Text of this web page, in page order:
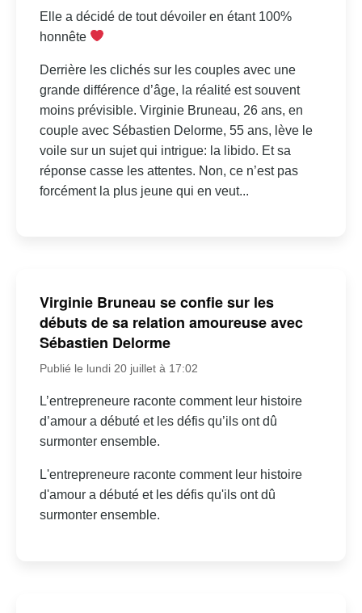
Elle a décidé de tout dévoiler en étant 100%
honnête
Derrière les clichés sur les couples avec une
grande différence d’âge, la réalité est souvent
moins prévisible. Virginie Bruneau, 26 ans, en
couple avec Sébastien Delorme, 55 ans, lève le
voile sur un sujet qui intrigue: la libido. Et sa
réponse casse les attentes. Non, ce n’est pas
forcément la plus jeune qui en veut...
Virginie Bruneau se confie sur les
débuts de sa relation amoureuse avec
Sébastien Delorme
Publié le lundi 20 juillet à 17:02
L’entrepreneure raconte comment leur histoire
d’amour a débuté et les défis qu’ils ont dû
surmonter ensemble.
L'entrepreneure raconte comment leur histoire
d'amour a débuté et les défis qu'ils ont dû
surmonter ensemble.